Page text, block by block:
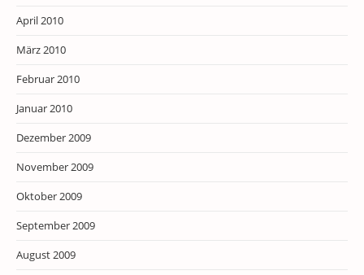
April 2010
März 2010
Februar 2010
Januar 2010
Dezember 2009
November 2009
Oktober 2009
September 2009
August 2009